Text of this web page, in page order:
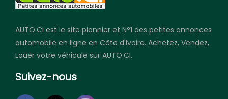
AUTO.CI est le site pionnier et N°1 des petites annonces
automobile en ligne en Côte d'Ivoire. Achetez, Vendez,
Louer votre véhicule sur AUTO.CI.
Suivez-nous